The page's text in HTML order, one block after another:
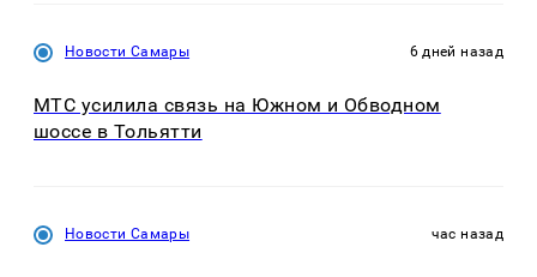
Новости Самары 6 дней назад
МТС усилила связь на Южном и Обводном
шоссе в Тольятти
Новости Самары час назад